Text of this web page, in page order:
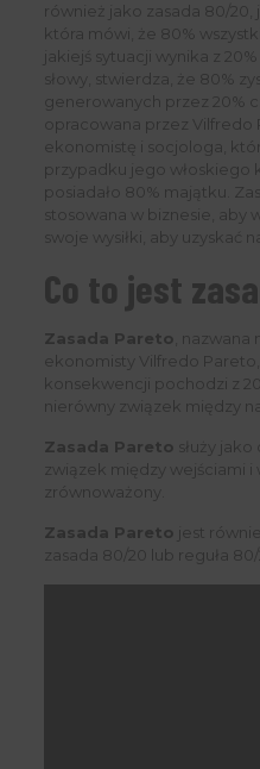
również jako zasada 80/20,
która mówi, że 80%
jakiejś sytuacji wynika z
słowy, stwierdza, że 80%
generowanych przez 20%
opracowana przez Vilfredo
ekonomistę i socjologa,
przypadku jego włoskiego
posiadało 80% majątku.
stosowana w biznesie, aby
swoje wysiłki, aby uzyskać
Co to jest
Zasada Pareto , nazwana
ekonomisty Vilfredo Pareto,
konsekwencji pochodzi z
nierówny związek między
Zasada Pareto służy
związek między wejściami i
zrównoważony.
Zasada Pareto jest
zasada 80/20 lub reguła 80/